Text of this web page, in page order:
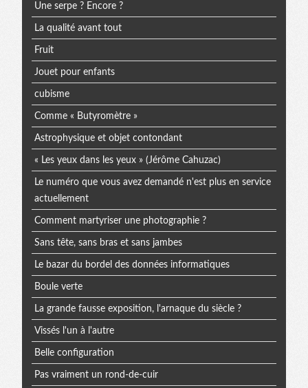
Une serpe ? Encore ?
La qualité avant tout
Fruit
Jouet pour enfants
cubisme
Comme « Butyromètre »
Astrophysique et objet contondant
« Les yeux dans les yeux » (Jérôme Cahuzac)
Le numéro que vous avez demandé n'est plus en service
actuellement
Comment martyriser une photographie ?
Sans tête, sans bras et sans jambes
Le bazar du bordel des données informatiques
Boule verte
La grande fausse exposition, l'arnaque du siècle ?
Vissés l'un à l'autre
Belle configuration
Pas vraiment un rond-de-cuir